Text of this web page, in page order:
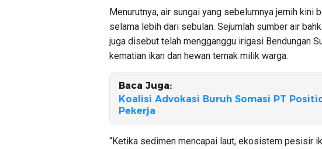
Menurutnya, air sungai yang sebelumnya jernih kini
selama lebih dari sebulan. Sejumlah sumber air
juga disebut telah mengganggu irigasi Bendungan
kematian ikan dan hewan ternak milik warga.
Baca Juga:
Koalisi Advokasi Buruh Somasi PT
Pekerja
“Ketika sedimen mencapai laut, ekosistem pesisir